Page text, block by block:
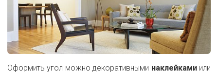
Оформить угол можно декоративными наклейками или